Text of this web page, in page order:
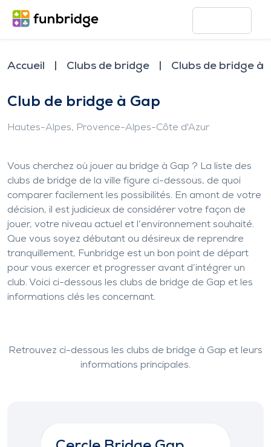
Accueil Clubs de bridge Clubs de bridge à
Club de bridge à Gap
Hautes-Alpes, Provence-Alpes-Côte d'Azur
Vous cherchez où jouer au bridge à Gap ? La liste des
clubs de bridge de la ville figure ci-dessous, de quoi
comparer facilement les possibilités. En amont de votre
décision, il est judicieux de considérer votre façon de
jouer, votre niveau actuel et l’environnement souhaité.
Que vous soyez débutant ou désireux de reprendre
tranquillement, Funbridge est un bon point de départ
pour vous exercer et progresser avant d’intégrer un
club. Voici ci-dessous les clubs de bridge de Gap et les
informations clés les concernant.
Retrouvez ci-dessous les clubs de bridge à Gap et leurs
informations principales.